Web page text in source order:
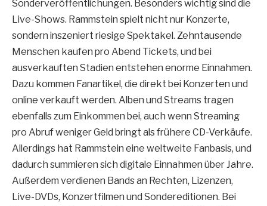
Sonderveröffentlichungen. Besonders wichtig sind die
Live-Shows. Rammstein spielt nicht nur Konzerte,
sondern inszeniert riesige Spektakel. Zehntausende
Menschen kaufen pro Abend Tickets, und bei
ausverkauften Stadien entstehen enorme Einnahmen.
Dazu kommen Fanartikel, die direkt bei Konzerten und
online verkauft werden. Alben und Streams tragen
ebenfalls zum Einkommen bei, auch wenn Streaming
pro Abruf weniger Geld bringt als frühere CD-Verkäufe.
Allerdings hat Rammstein eine weltweite Fanbasis, und
dadurch summieren sich digitale Einnahmen über Jahre.
Außerdem verdienen Bands an Rechten, Lizenzen,
Live-DVDs, Konzertfilmen und Sondereditionen. Bei